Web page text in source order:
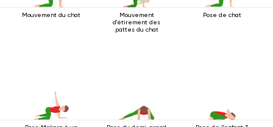
Mouvement du chat
Mouvement
d'étirement des
pattes du chat
Pose de chat